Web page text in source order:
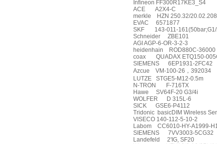
Infineon FF300R17KE3_S4
ACE
A2X4-C
merkle
HZN 250.32/
EVAC
6571877
SKF
143-011-
Schneider
ZBE101
AGI AGP-6-OR-3-2-3
heidenhain
ROD880C-36000
coax
QUADAX ETQ150-
SIEMENS
6EP1931-2FC42
Azcue
VM-100-26 ， 392034
LUTZE
STGE5-M12-0.5m
N-TRON
F-716TX
Hawe
SV64F-20 G3/4i
WOLFER
D 315L-6
SICK
GSE6-P4112
Tridonic basicDIM Wireless
VISECO 140-112-5-10-2
Labom
CC6010-HY-A1999-
SIEMENS
7VV3003-5CG32
Landefeld
2'IG, SF20